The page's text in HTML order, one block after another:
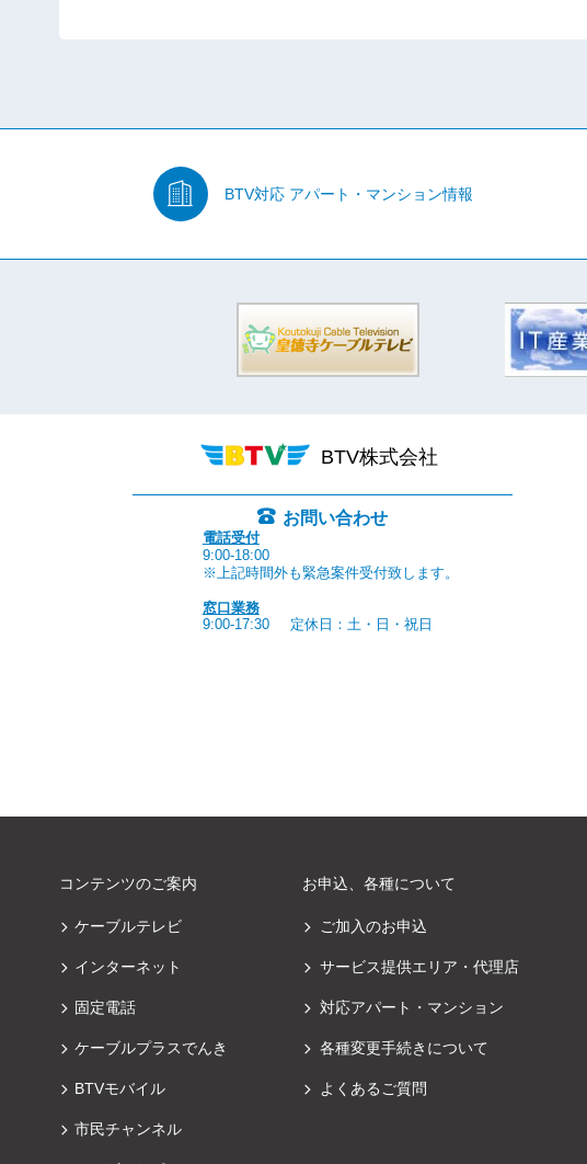
BTV対応 アパート・マンション情報
BTV株式会社
お問い合わせ
電話受付
9:00-18:00
※上記時間外も緊急案件受付致します。
窓口業務
9:00-17:30
定休日：土・日・祝日
コンテンツのご案内
ケーブルテレビ
インターネット
固定電話
ケーブルプラスでんき
BTVモバイル
市民チャンネル
お申込、各種について
ご加入のお申込
サービス提供エリア・代理店
対応アパート・マンション
各種変更手続きについて
よくあるご質問